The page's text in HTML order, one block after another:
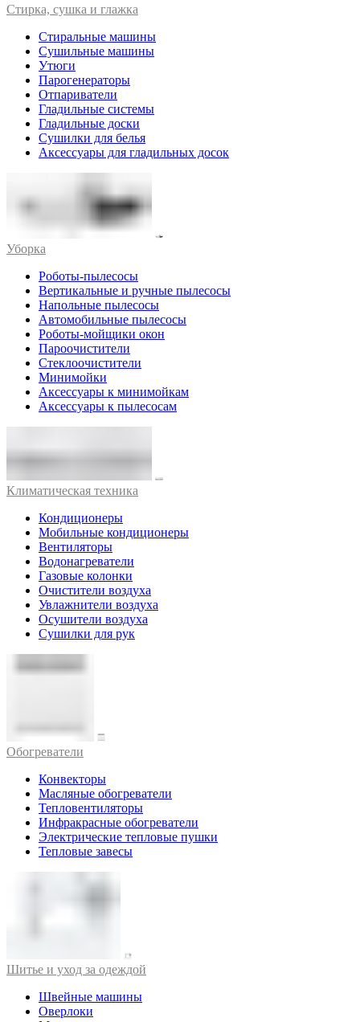
Стирка, сушка и глажка
Стиральные машины
Сушильные машины
Утюги
Парогенераторы
Отпариватели
Гладильные системы
Гладильные доски
Сушилки для белья
Аксессуары для гладильных досок
Уборка
Роботы-пылесосы
Вертикальные и ручные пылесосы
Напольные пылесосы
Автомобильные пылесосы
Роботы-мойщики окон
Пароочистители
Стеклоочистители
Минимойки
Аксессуары к минимойкам
Аксессуары к пылесосам
Климатическая техника
Кондиционеры
Мобильные кондиционеры
Вентиляторы
Водонагреватели
Газовые колонки
Очистители воздуха
Увлажнители воздуха
Осушители воздуха
Сушилки для рук
Обогреватели
Конвекторы
Масляные обогреватели
Тепловентиляторы
Инфракрасные обогреватели
Электрические тепловые пушки
Тепловые завесы
Шитье и уход за одеждой
Швейные машины
Оверлоки